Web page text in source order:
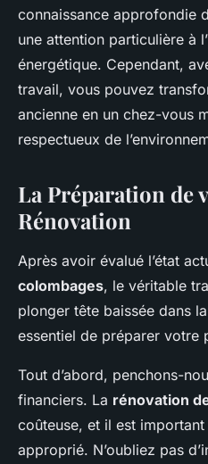
connaissance approfondie
une attention particulière à
énergétique. Cependant,
travail, vous pouvez
ancienne en un chez-vous
respectueux de
La Préparation de
Rénovation
Après avoir évalué l’état
colombages, le véritable
plonger tête baissée dans
essentiel de préparer votre
Tout d’abord, penchons-
financiers. La rénovation
coûteuse, et il est
approprié. N’oubliez pas